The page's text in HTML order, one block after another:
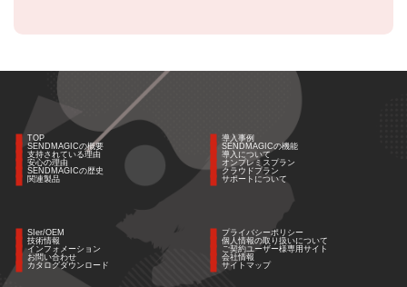
TOP
SENDMAGICの概要
支持されている理由
安心の理由
SENDMAGICの歴史
関連製品
導入事例
SENDMAGICの機能
導入について
オンプレミスプラン
クラウドプラン
サポートについて
SIer/OEM
技術情報
インフォメーション
お問い合わせ
カタログダウンロード
プライバシーポリシー
個人情報の取り扱いについて
ご契約ユーザー様専用サイト
会社情報
サイトマップ